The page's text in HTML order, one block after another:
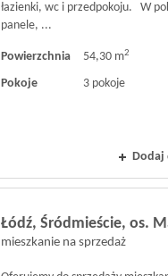
łazienki, wc i przedpokoju. W
panele, ...
Powierzchnia 54,30 m2
Pokoje
3 pokoje
Dodaj
Łódź, Śródmieście, os.
mieszkanie na sprzedaż